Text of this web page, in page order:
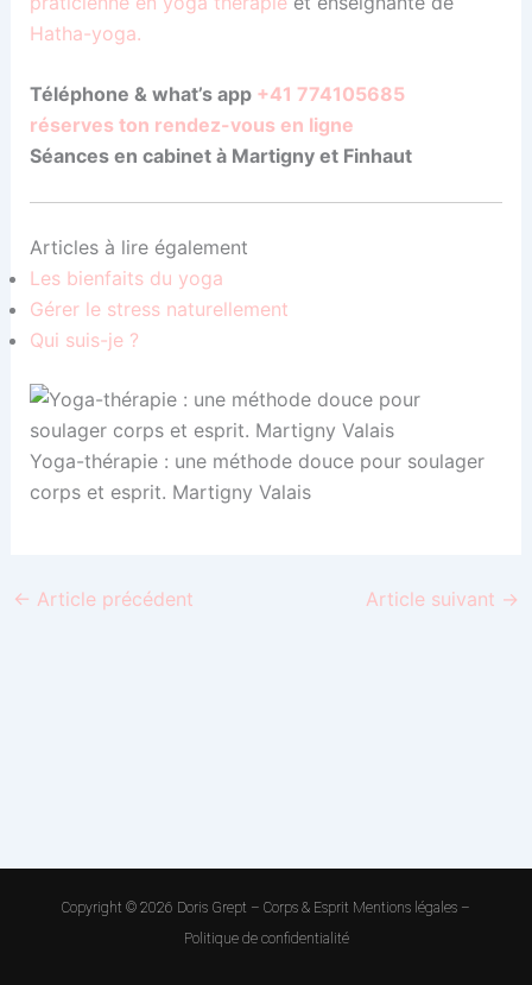
Hatha-yoga.
Téléphone & what’s app +41 774105685
réserves ton rendez-vous en ligne
Séances en cabinet à Martigny et Finhaut
Articles à lire également
Les bienfaits du yoga
Gérer le stress naturellement
Qui suis-je ?
Yoga-thérapie : une méthode douce pour soulager
corps et esprit. Martigny Valais
← Article précédent Article suivant →
Copyright © 2026 Doris Grept – Corps & Esprit Mentions légales –
Politique de confidentialité